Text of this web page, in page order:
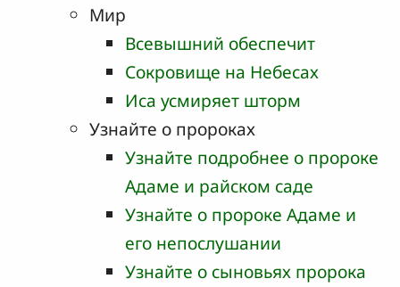
Мир
Всевышний обеспечит
Сокровище на Небесах
Иса усмиряет шторм
Узнайте о пророках
Узнайте подробнее о пророке
Адаме и райском саде
Узнайте о пророке Адаме и
его непослушании
Узнайте о сыновьях пророка